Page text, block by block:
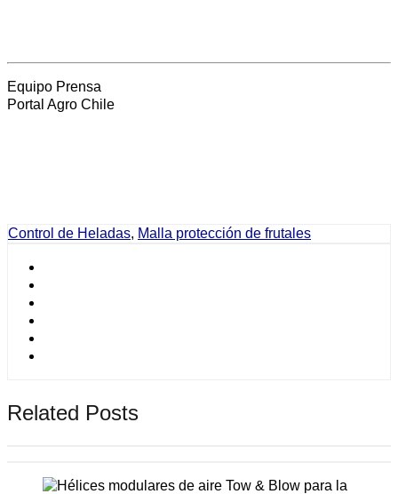
Equipo Prensa
Portal Agro Chile
Control de Heladas, Malla protección de frutales
Related Posts